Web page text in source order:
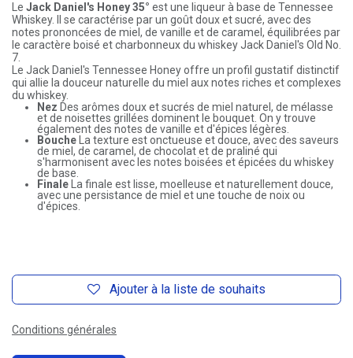
Le Jack Daniel's Honey 35° est une liqueur à base de Tennessee
Whiskey. Il se caractérise par un goût doux et sucré, avec des
notes prononcées de miel, de vanille et de caramel, équilibrées par
le caractère boisé et charbonneux du whiskey Jack Daniel's Old No.
7.
Le Jack Daniel's Tennessee Honey offre un profil gustatif distinctif
qui allie la douceur naturelle du miel aux notes riches et complexes
du whiskey.
Nez Des arômes doux et sucrés de miel naturel, de mélasse
et de noisettes grillées dominent le bouquet. On y trouve
également des notes de vanille et d'épices légères.
Bouche La texture est onctueuse et douce, avec des saveurs
de miel, de caramel, de chocolat et de praliné qui
s'harmonisent avec les notes boisées et épicées du whiskey
de base.
Finale La finale est lisse, moelleuse et naturellement douce,
avec une persistance de miel et une touche de noix ou
d'épices.
Ajouter à la liste de souhaits
Conditions générales